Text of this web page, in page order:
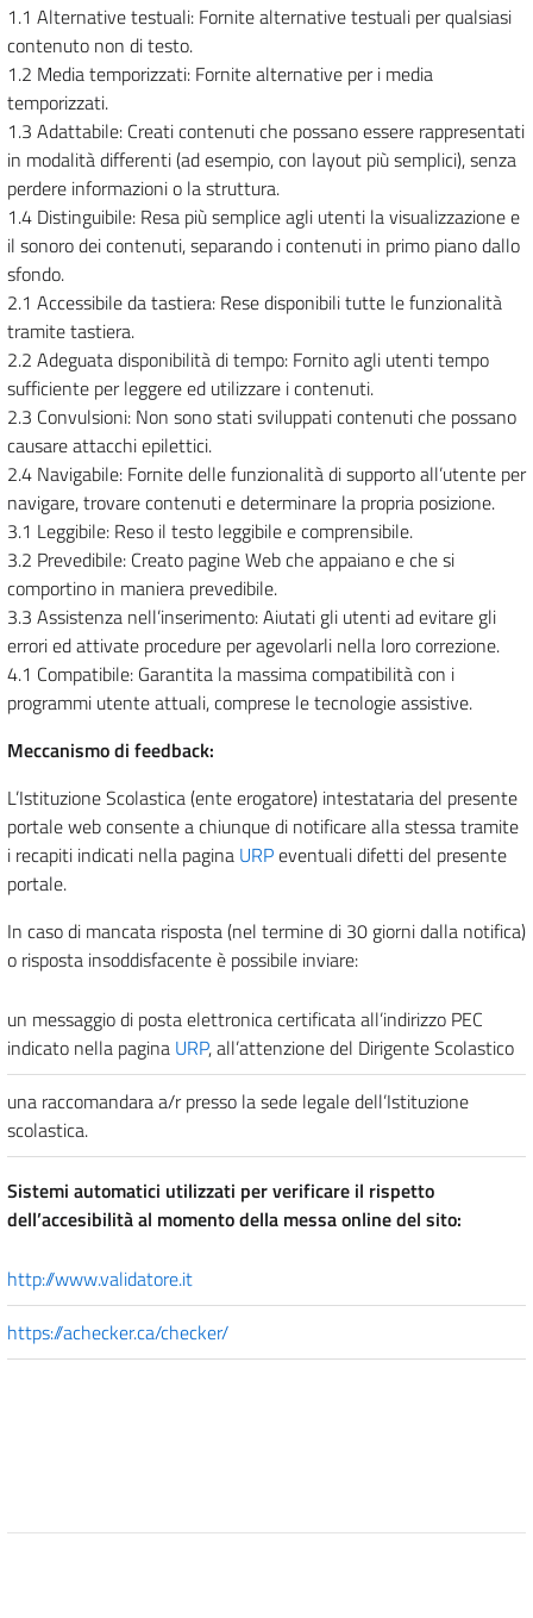
1.1 Alternative testuali: Fornite alternative testuali per qualsiasi
contenuto non di testo.
1.2 Media temporizzati: Fornite alternative per i media
temporizzati.
1.3 Adattabile: Creati contenuti che possano essere rappresentati
in modalità differenti (ad esempio, con layout più semplici), senza
perdere informazioni o la struttura.
1.4 Distinguibile: Resa più semplice agli utenti la visualizzazione e
il sonoro dei contenuti, separando i contenuti in primo piano dallo
sfondo.
2.1 Accessibile da tastiera: Rese disponibili tutte le funzionalità
tramite tastiera.
2.2 Adeguata disponibilità di tempo: Fornito agli utenti tempo
sufficiente per leggere ed utilizzare i contenuti.
2.3 Convulsioni: Non sono stati sviluppati contenuti che possano
causare attacchi epilettici.
2.4 Navigabile: Fornite delle funzionalità di supporto all’utente per
navigare, trovare contenuti e determinare la propria posizione.
3.1 Leggibile: Reso il testo leggibile e comprensibile.
3.2 Prevedibile: Creato pagine Web che appaiano e che si
comportino in maniera prevedibile.
3.3 Assistenza nell’inserimento: Aiutati gli utenti ad evitare gli
errori ed attivate procedure per agevolarli nella loro correzione.
4.1 Compatibile: Garantita la massima compatibilità con i
programmi utente attuali, comprese le tecnologie assistive.
Meccanismo di feedback:
L’Istituzione Scolastica (ente erogatore) intestataria del presente
portale web consente a chiunque di notificare alla stessa tramite
i recapiti indicati nella pagina URPeventuali difetti del presente
portale.
In caso di mancata risposta (nel termine di 30 giorni dalla notifica)
o risposta insoddisfacente è possibile inviare:
un messaggio di posta elettronica certificata all’indirizzo PEC
indicato nella pagina URP, all’attenzione del Dirigente Scolastico
una raccomandara a/r presso la sede legale dell’Istituzione
scolastica.
Sistemi automatici utilizzati per verificare il rispetto
dell’accesibilità al momento della messa online del sito:
http://www.validatore.it
https://achecker.ca/checker/